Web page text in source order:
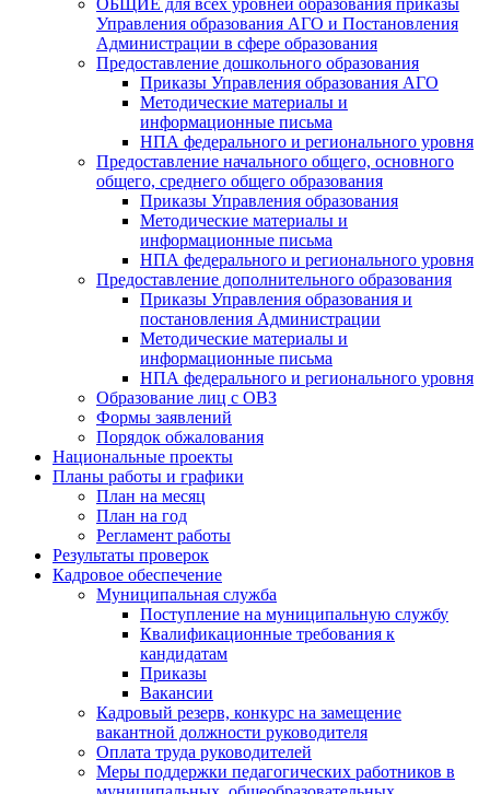
ОБЩИЕ для всех уровней образования приказы
Управления образования АГО и Постановления
Администрации в сфере образования
Предоставление дошкольного образования
Приказы Управления образования АГО
Методические материалы и
информационные письма
НПА федерального и регионального уровня
Предоставление начального общего, основного
общего, среднего общего образования
Приказы Управления образования
Методические материалы и
информационные письма
НПА федерального и регионального уровня
Предоставление дополнительного образования
Приказы Управления образования и
постановления Администрации
Методические материалы и
информационные письма
НПА федерального и регионального уровня
Образование лиц с ОВЗ
Формы заявлений
Порядок обжалования
Национальные проекты
Планы работы и графики
План на месяц
План на год
Регламент работы
Результаты проверок
Кадровое обеспечение
Муниципальная служба
Поступление на муниципальную службу
Квалификационные требования к
кандидатам
Приказы
Вакансии
Кадровый резерв, конкурс на замещение
вакантной должности руководителя
Оплата труда руководителей
Меры поддержки педагогических работников в